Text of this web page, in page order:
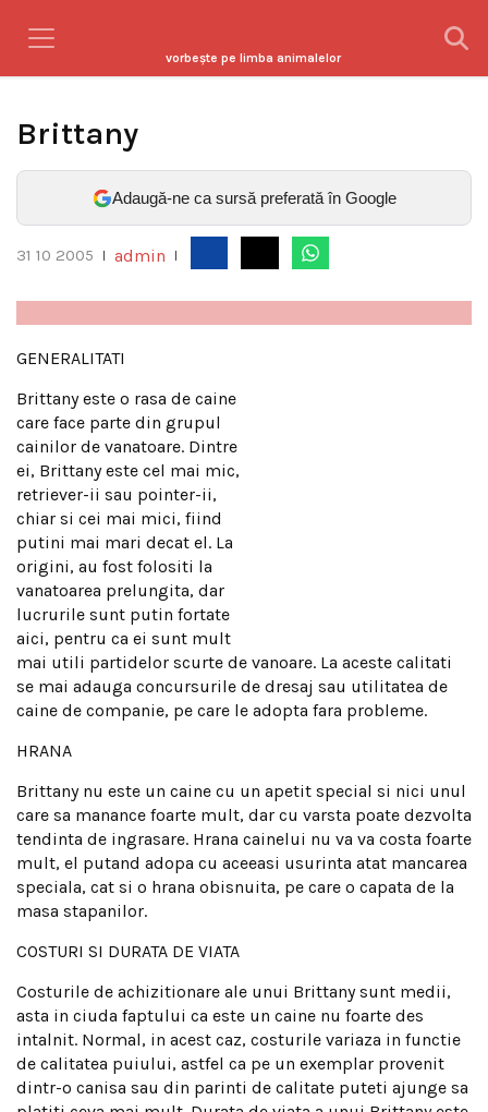
vorbeşte pe limba animalelor
Brittany
Adaugă-ne ca sursă preferată în Google
31 10 2005 admin
GENERALITATI
Brittany este o rasa de caine
care face parte din grupul
cainilor de vanatoare. Dintre
ei, Brittany este cel mai mic,
retriever-ii sau pointer-ii,
chiar si cei mai mici, fiind
putini mai mari decat el. La
origini, au fost folositi la
vanatoarea prelungita, dar
lucrurile sunt putin fortate
aici, pentru ca ei sunt mult
mai utili partidelor scurte de vanoare. La aceste calitati
se mai adauga concursurile de dresaj sau utilitatea de
caine de companie, pe care le adopta fara probleme.
HRANA
Brittany nu este un caine cu un apetit special si nici unul
care sa manance foarte mult, dar cu varsta poate dezvolta
tendinta de ingrasare. Hrana cainelui nu va va costa foarte
mult, el putand adopa cu aceeasi usurinta atat mancarea
speciala, cat si o hrana obisnuita, pe care o capata de la
masa stapanilor.
COSTURI SI DURATA DE VIATA
Costurile de achizitionare ale unui Brittany sunt medii,
asta in ciuda faptului ca este un caine nu foarte des
intalnit. Normal, in acest caz, costurile variaza in functie
de calitatea puiului, astfel ca pe un exemplar provenit
dintr-o canisa sau din parinti de calitate puteti ajunge sa